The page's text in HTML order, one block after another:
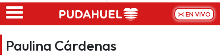
Skip to main content
EN VIVO
Paulina Cárdenas